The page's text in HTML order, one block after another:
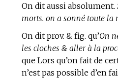
On dit aussi absolument.
morts. on a sonné toute la
On dit prov. & fig. qu’On
les cloches & aller à la
que Lors qu’on fait de
n’est pas possible d’en